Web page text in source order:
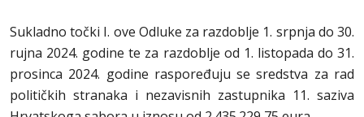
Sukladno točki I. ove Odluke za razdoblje 1. srpnja do 30.
rujna 2024. godine te za razdoblje od 1. listopada do 31.
prosinca 2024. godine raspoređuju se sredstva za rad
političkih stranaka i nezavisnih zastupnika 11. saziva